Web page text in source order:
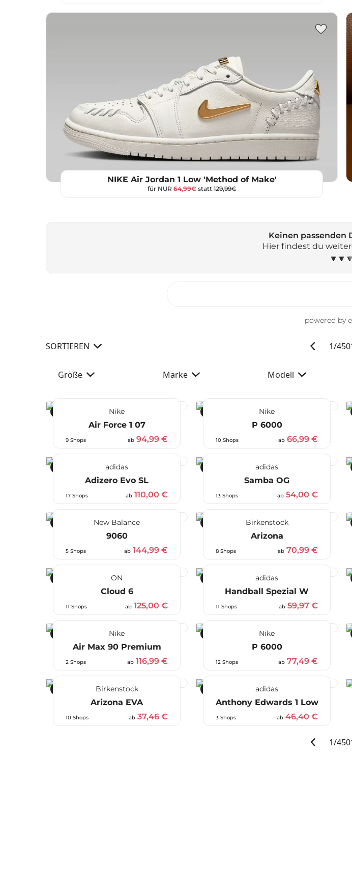
NIKE Air Jordan 1 Low 'Method of Make'
für NUR 64,99€statt129,99€
Keinen passenden
Hier findest du
🔽🔽🔽
powered by
SORTIEREN 1/
Größe Marke Modell
Nike
Air Force 1 07
9 Shops ab 94,99 €
Nike
P 6000
10 Shops ab 66,99 €
adidas
Adizero Evo SL
17 Shops ab 110,00 €
adidas
Samba OG
13 Shops ab 54,00 €
New Balance
9060
5 Shops ab 144,99 €
Birkenstock
Arizona
8 Shops ab 70,99 €
ON
Cloud 6
11 Shops ab 125,00 €
adidas
Handball Spezial W
11 Shops ab 59,97 €
Nike
Air Max 90 Premium
2 Shops ab 116,99 €
Nike
P 6000
12 Shops ab 77,49 €
Birkenstock
Arizona EVA
10 Shops ab 37,46 €
adidas
Anthony Edwards 1 Low
3 Shops ab 46,40 €
1/